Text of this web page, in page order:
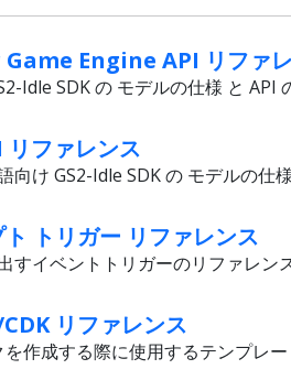
Engine API リファ
Idle SDK の モデルの仕様 と API
ファレンス
向け GS2-Idle SDK の モデルの仕
トリガー リファレンス
すイベントトリガーのリファレン
リファレンス
作成する際に使用するテンプレ